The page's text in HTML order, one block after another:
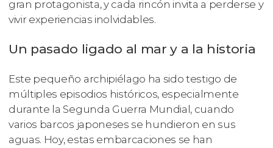
gran protagonista, y cada rincón invita a perderse y
vivir experiencias inolvidables.
Un pasado ligado al mar y a la historia
Este pequeño archipiélago ha sido testigo de
múltiples episodios históricos, especialmente
durante la Segunda Guerra Mundial, cuando
varios barcos japoneses se hundieron en sus
aguas. Hoy, estas embarcaciones se han